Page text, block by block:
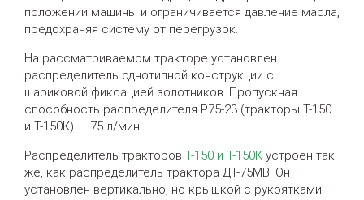
положении машины и ограничивается давление масла,
предохраняя систему от перегрузок.
На рассматриваемом тракторе установлен
распределитель однотипной конструкции с
шариковой фиксацией золотников. Пропускная
способность распределителя Р75-23 (тракторы Т-150
и Т-150К) — 75 л/мин.
Распределитель тракторов Т-150 и Т-150К устроен так
же, как распределитель трактора ДТ-75МВ. Он
установлен вертикально, но крышкой с рукоятками